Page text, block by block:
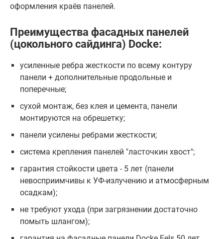
оформления краёв панелей.
Преимущества фасадных панелей
(цокольного сайдинга) Docke:
усиленные ребра жесткости по всему контуру
панели + дополнительные продольные и
поперечные;
сухой монтаж, без клея и цемента, панели
монтируются на обрешетку;
панели усилены ребрами жесткости;
система крепления панелей "ласточкин хвост";
гарантия стойкости цвета - 5 лет (панели
невосприимчивы к УФ-излучению и атмосферным
осадкам);
не требуют ухода (при загрязнении достаточно
помыть шлангом);